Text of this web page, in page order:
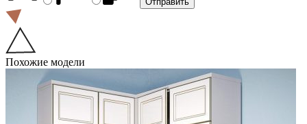
Похожие модели